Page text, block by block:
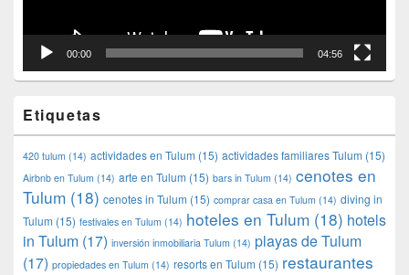
00:00 04:56
Etiquetas
420 tulum (14) actividades en Tulum (15) actividades familiares Tulum (15)
Airbnb en Tulum (14) arte en Tulum (15) bars in Tulum (14) cenotes en
Tulum (18) cenotes in Tulum (15) comprar casa en Tulum (14) diving in
Tulum (15) festivales en Tulum (14) hoteles en Tulum (18) hotels
in Tulum (17) inversión inmobiliaria Tulum (14) playas de Tulum
(17) propiedades en Tulum (14) resorts en Tulum (15) restaurantes